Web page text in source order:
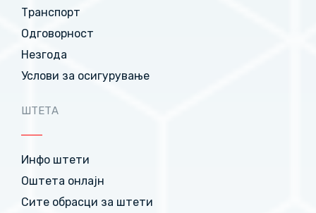
Транспорт
Одговорност
Незгода
Услови за осигурување
ШТЕТА
Инфо штети
Оштета онлајн
Сите обрасци за штети